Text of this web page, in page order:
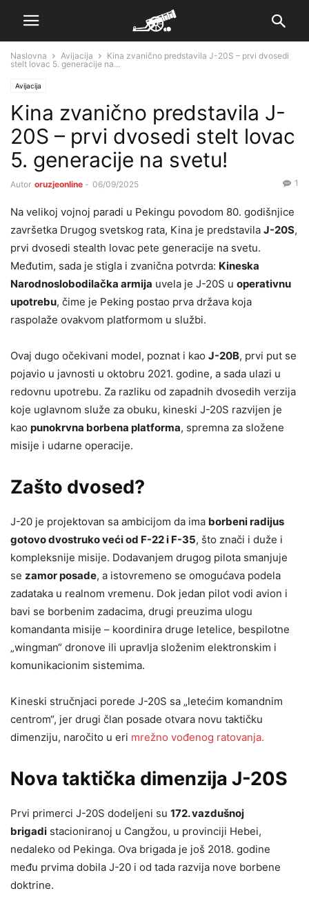
Naslovna Avijacija
Kina zvanično predstavila J-20S – prvi dvosedi
stelt lovac 5. generacije na...
Avijacija
Kina zvanično predstavila J-
20S – prvi dvosedi stelt lovac
5. generacije na svetu!
Autor oruzjeonline - 06/09/2025 1
Na velikoj vojnoj paradi u Pekingu povodom 80. godišnjice
završetka Drugog svetskog rata, Kina je predstavila J-20S,
prvi dvosedi stealth lovac pete generacije na svetu.
Međutim, sada je stigla i zvanična potvrda: Kineska
Narodnoslobodilačka armija uvela je J-20S u operativnu
upotrebu, čime je Peking postao prva država koja
raspolaže ovakvom platformom u službi.
Ovaj dugo očekivani model, poznat i kao J-20B, prvi put se
pojavio u javnosti u oktobru 2021. godine, a sada ulazi u
redovnu upotrebu. Za razliku od zapadnih dvosedih verzija
koje uglavnom služe za obuku, kineski J-20S razvijen je
kao punokrvna borbena platforma, spremna za složene
misije i udarne operacije.
Zašto dvosed?
J-20 je projektovan sa ambicijom da ima borbeni radijus
gotovo dvostruko veći od F-22 i F-35, što znači i duže i
kompleksnije misije. Dodavanjem drugog pilota smanjuje
se zamor posade, a istovremeno se omogućava podela
zadataka u realnom vremenu. Dok jedan pilot vodi avion i
bavi se borbenim zadacima, drugi preuzima ulogu
komandanta misije – koordinira druge letelice, bespilotne
„wingman“ dronove ili upravlja složenim elektronskim i
komunikacionim sistemima.
Kineski stručnjaci porede J-20S sa „letećim komandnim
centrom“, jer drugi član posade otvara novu taktičku
dimenziju, naročito u eri mrežno vođenog ratovanja.
Nova taktička dimenzija J-20S
Prvi primerci J-20S dodeljeni su 172. vazdušnoj
brigadi stacioniranoj u Cangžou, u provinciji Hebei,
nedaleko od Pekinga. Ova brigada je još 2018. godine
među prvima dobila J-20 i od tada razvija nove borbene
doktrine.